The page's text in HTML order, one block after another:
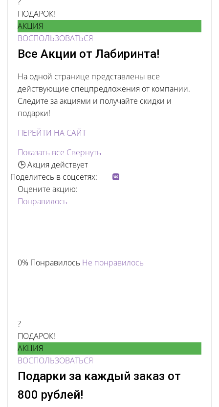
ПОДАРОК!
АКЦИЯ
ВОСПОЛЬЗОВАТЬСЯ
Все Акции от Лабиринта!
На одной странице представлены все
действующие спецпредложения от компании.
Следите за акциями и получайте скидки и
подарки!
ПЕРЕЙТИ НА САЙТ
Показать все Свернуть
🕒 Акция действует
Поделитесь в соцсетях:
Оцените акцию:
Понравилось
0% Понравилось Не понравилось
?
ПОДАРОК!
АКЦИЯ
ВОСПОЛЬЗОВАТЬСЯ
Подарки за каждый заказ от
800 рублей!